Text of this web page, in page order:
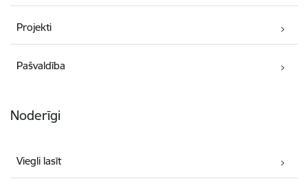
Projekti
Pašvaldība
Noderīgi
Viegli lasīt